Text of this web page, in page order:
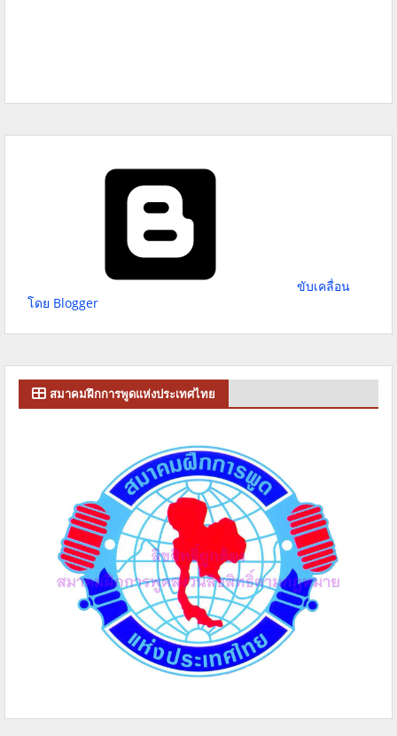
ขับเคลื่อน
โดย Blogger
สมาคมฝึกการพูดแห่งประเทศไทย